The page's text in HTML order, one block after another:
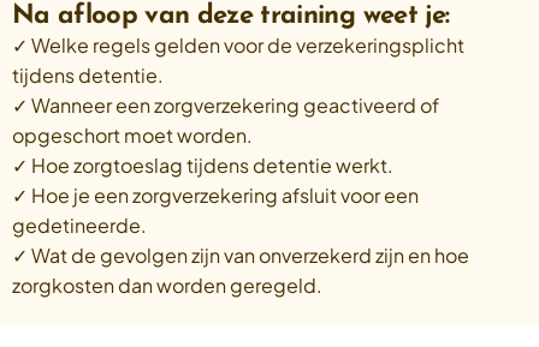
Na afloop van deze training weet je:
✓ Welke regels gelden voor de verzekeringsplicht
tijdens detentie.
✓ Wanneer een zorgverzekering geactiveerd of
opgeschort moet worden.
✓ Hoe zorgtoeslag tijdens detentie werkt.
✓ Hoe je een zorgverzekering afsluit voor een
gedetineerde.
✓ Wat de gevolgen zijn van onverzekerd zijn en hoe
zorgkosten dan worden geregeld.